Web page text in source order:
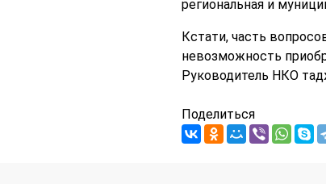
региональная и
Кстати, часть
невозможность
Руководитель НКО
Поделиться